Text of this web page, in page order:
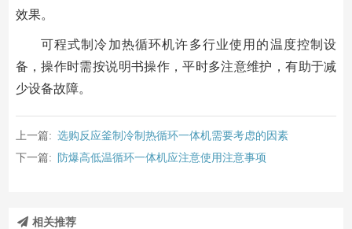
效果。
可程式制冷加热循环机许多行业使用的温度控制设
备，操作时需按说明书操作，平时多注意维护，有助于减
少设备故障。
上一篇: 选购反应釜制冷制热循环一体机需要考虑的因素
下一篇: 防爆高低温循环一体机应注意使用注意事项
相关推荐